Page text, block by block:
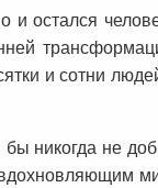
остался
и сотни
никогда не
вдохновляющим